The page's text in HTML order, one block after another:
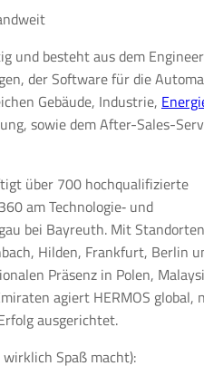
und besteht aus dem
der Software für die
Gebäude, Industrie,
sowie dem After-Sales-
über 700 hochqualifizierte
am Technologie‑ und
bei Bayreuth. Mit
Hilden, Frankfurt, Berlin
Präsenz in Polen,
agiert HERMOS global,
ausgerichtet.
Spaß macht):